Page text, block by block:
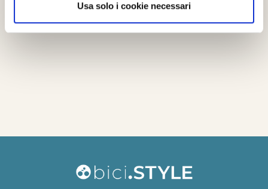
Usa solo i cookie necessari